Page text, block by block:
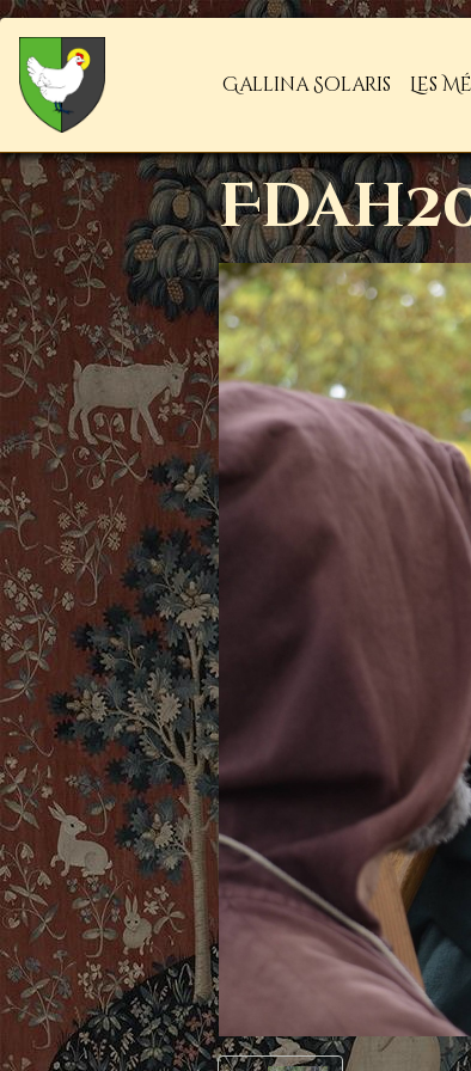
Gallina Solaris Les